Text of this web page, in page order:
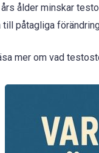
ålder minskar
påtagliga
mer om vad